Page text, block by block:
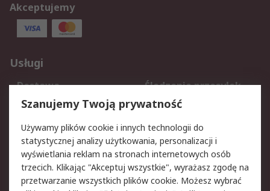
Akceptujemy
Usługi
Dostawa
Śledzenie przesyłek
Reklamacje i zwroty
Rejestracja
Aspekty prawne
Bezpieczeństwo e-
maila
Polityka dotycząca
plików cookie
Szanujemy Twoją prywatność
Używamy plików cookie i innych technologii do
statystycznej analizy użytkowania, personalizacji i
wyświetlania reklam na stronach internetowych osób
trzecich. Klikając "Akceptuj wszystkie", wyrażasz zgodę na
przetwarzanie wszystkich plików cookie. Możesz wybrać